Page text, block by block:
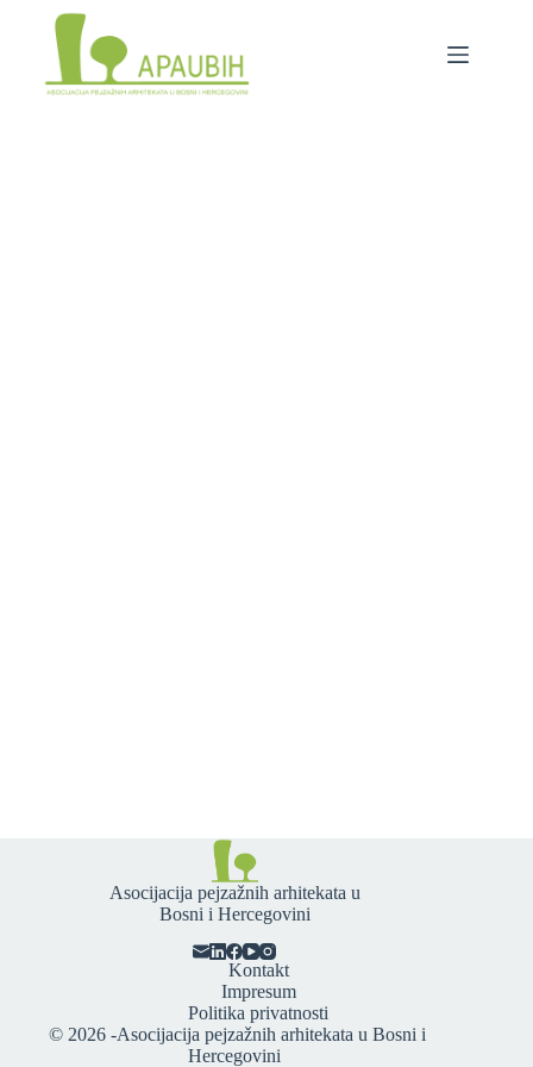
Asocijacija pejzažnih arhitekata u
Bosni i Hercegovini
Kontakt
Impresum
Politika privatnosti
© 2026 -Asocijacija pejzažnih arhitekata u Bosni i
Hercegovini